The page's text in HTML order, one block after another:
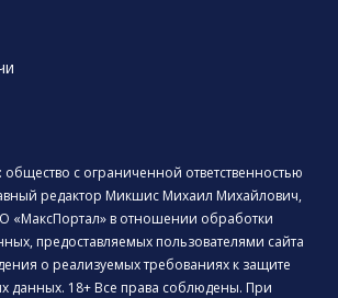
общество с ограниченной ответственностью
редактор Микшис Михаил Михайлович,
«МаксПортал» в отношении обработки
предоставляемых пользователями сайта
о реализуемых требованиях к защите
данных. 18+ Все права соблюдены. При